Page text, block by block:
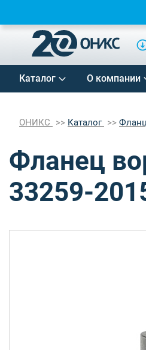
Каталог О компании
ОНИКС Каталог
Фланец
33259-